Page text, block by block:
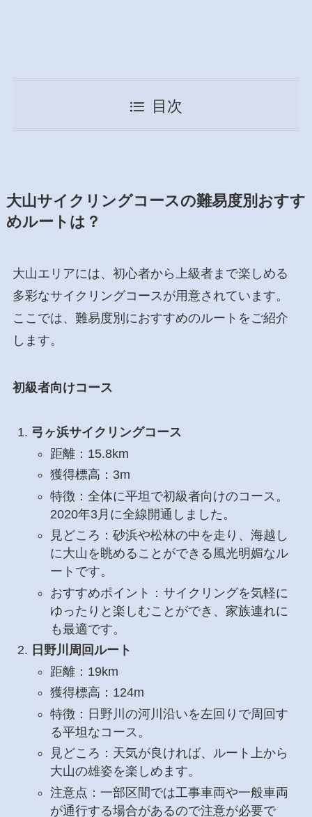
目次
大山サイクリングコースの難易度別おすす
めルートは？
大山エリアには、初心者から上級者まで楽しめる
多彩なサイクリングコースが用意されています。
ここでは、難易度別におすすめのルートをご紹介
します。
初級者向けコース
弓ヶ浜サイクリングコース
距離：15.8km
獲得標高：3m
特徴：全体に平坦で初級者向けのコース。
2020年3月に全線開通しました。
見どころ：砂浜や松林の中を走り、海越し
に大山を眺めることができる風光明媚なル
ートです。
おすすめポイント：サイクリングを気軽に
ゆったりと楽しむことができ、家族連れに
も最適です。
日野川周回ルート
距離：19km
獲得標高：124m
特徴：日野川の河川沿いを左回りで周回す
る平坦なコース。
見どころ：天気が良ければ、ルート上から
大山の雄姿を楽しめます。
注意点：一部区間では工事車両や一般車両
が通行する場合があるので注意が必要で